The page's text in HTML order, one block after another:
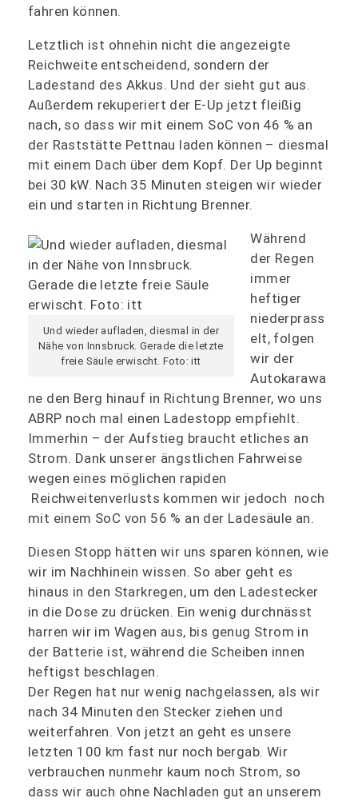
fahren können.
Letztlich ist ohnehin nicht die angezeigte
Reichweite entscheidend, sondern der
Ladestand des Akkus. Und der sieht gut aus.
Außerdem rekuperiert der E-Up jetzt fleißig
nach, so dass wir mit einem SoC von 46 % an
der Raststätte Pettnau laden können – diesmal
mit einem Dach über dem Kopf. Der Up beginnt
bei 30 kW. Nach 35 Minuten steigen wir wieder
ein und starten in Richtung Brenner.
Und wieder aufladen, diesmal in der
Nähe von Innsbruck. Gerade die letzte
freie Säule erwischt. Foto: itt
Während
der Regen
immer
heftiger
niederprass
elt, folgen
wir der
Autokarawa
ne den Berg hinauf in Richtung Brenner, wo uns
ABRP noch mal einen Ladestopp empfiehlt.
Immerhin – der Aufstieg braucht etliches an
Strom. Dank unserer ängstlichen Fahrweise
wegen eines möglichen rapiden
Reichweitenverlusts kommen wir jedoch noch
mit einem SoC von 56 % an der Ladesäule an.
Diesen Stopp hätten wir uns sparen können, wie
wir im Nachhinein wissen. So aber geht es
hinaus in den Starkregen, um den Ladestecker
in die Dose zu drücken. Ein wenig durchnässt
harren wir im Wagen aus, bis genug Strom in
der Batterie ist, während die Scheiben innen
heftigst beschlagen.
Der Regen hat nur wenig nachgelassen, als wir
nach 34 Minuten den Stecker ziehen und
weiterfahren. Von jetzt an geht es unsere
letzten 100 km fast nur noch bergab. Wir
verbrauchen nunmehr kaum noch Strom, so
dass wir auch ohne Nachladen gut an unserem